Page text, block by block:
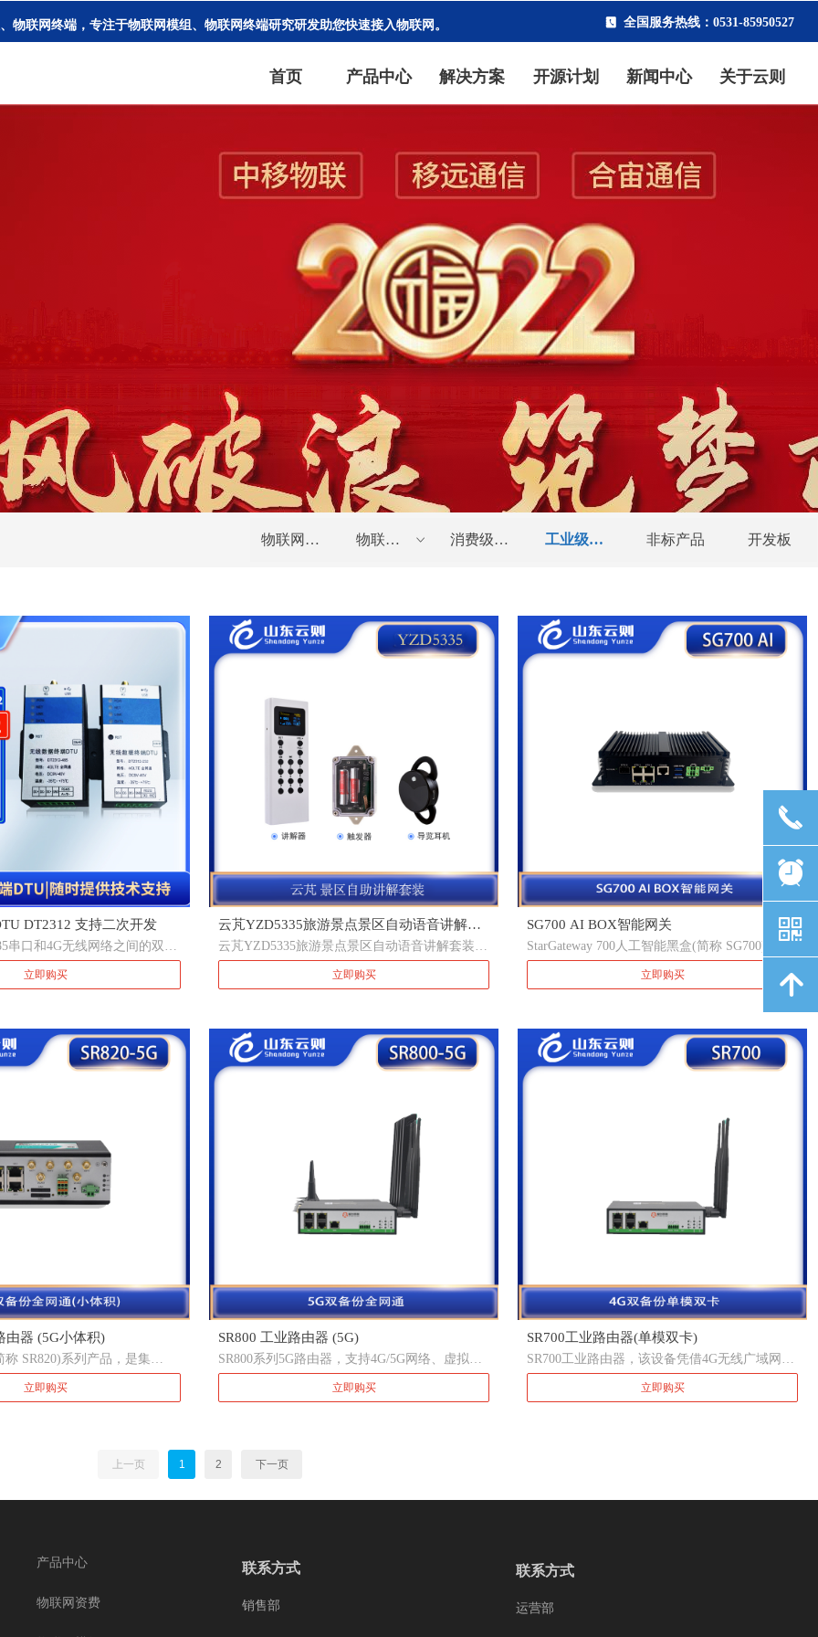
首页 产品中心 解决方案 开源计划 新闻中心 关于云则
联网终端，专注于物联网模组、物联网终端研究研发助您快速接入物联网。 끐 全国服务热线：0531-85950527
DT2312 支持二次开发
串口和4G无线网络之间的双向
能， 可以选择
协议类型实现网络数据的传
农业等物联网应用场所， 实现
通讯 、采集 、控制等功能。
立即购买
云芃YZD5335旅游景点景区自动语音讲解套
装，导览耳机/触发器/讲解器/充电收藏箱
（优惠价：RMB 399/169/368/1888）
云芃YZD5335旅游景点景区自动语音讲解套装，
导览耳机/触发器/讲解器/充电收藏箱 （优惠价：
RMB 399/169/368/1888）
立即购买
SG700 AI BOX智能网关
StarGateway 700人工智能黑盒(简称 SG700)系列
产品，是一款边缘视觉智能终端， 专用AI算力
芯片为边缘推理提供强大的智能算力支撑，可提
供 16TOPS（INT8）的算力。可对多路网络摄像
1080p30 视频解码，8 路 1080p30 视频编码，至
少 8 路视频实时结构化分析。 产品支持云端远
程维护和算法升级，针对不同应用场景，云端可
立即购买
由器 (5G小体积)
称 SR820)系列产品，是集
专用网等 技术于一体的物联
。该设备凭借 4G/5G 无线广
性，为用户提供高速稳定的数
品的设计完全满足了无人值
技术保证了数据传输的安全
，方便用户配置，极大地降
立即购买
SR800 工业路由器 (5G)
SR800系列5G路由器，支持4G/5G网络、虚拟专
用网等技术于一体的物联网工业无线路由器产
品。该设备凭借4G/5G无线广域网双网备份以及
立即购买
SR700工业路由器(单模双卡)
SR700工业路由器，该设备凭借4G无线广域网双
网备份以及 Wi-Fi 无线局域网等技术，提供不间
断的多种网络接入能力，以其全面的安全性和无
立即购买
上一页 1 2 下一页
物联网资费 ꀁ
物联网模组 消费级终端 工业级终端 非标产品 开发板
联系方式
销售部
联系方式
运营部
产品中心
物联网资费
끅
뀥
낃
녕